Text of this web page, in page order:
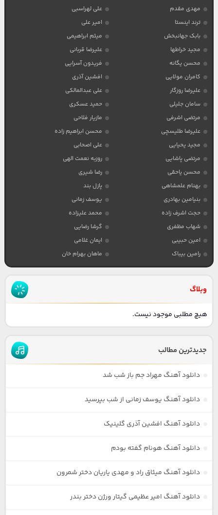
مهدی مقدم
علی لهراسبی
ترند اینستا
امیر علی
بابک جهانبخش
میثم ابراهیمی
مجید خراطها
علیرضا قربانی
محسن یگانه
فریدون آسرایی
کامران مولایی
افشین آذری
علیرضا روزگار
علی عبدالمالکی
سامان جلیلی
حمید عسکری
مرتضی اشرفی
مازیار فلاحی
علیرضا طلیسچی
محسن ابراهیم زاده
مجید یحیایی
علی اصحابی
مرتضی پاشایی
روزبه نعمت الهی
محسن یاحقی
رضا شیری
بهنام علمشاهی
پازل بند
بنیامین بهادری
یوسف زمانی
حجت اشرف زاده
محمد علیزاده
شهاب مظفری
گرشا رضایی
امین حبیبی
ایمان غلامی
رامین بیباک
ماهان بهرام خان
وبلاگ
هیچ مطلبی موجود نیست.
جدیدترین مطالب
دانلود آهنگ مهراد جم باز شب شد
دانلود آهنگ یوسف زمانی از شب بپرسید
دانلود آهنگ افشین آذری گلینیک
دانلود آهنگ هونام گفته بودم
دانلود آهنگ میثاق راد و مهدی یاریان دختر شمرون
دانلود آهنگ امیر عظیمی گیتار ورژن دختر بندر